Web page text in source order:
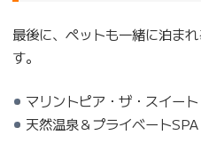
最後に、ペットも一緒に泊ま
す。
マリントピア・ザ・スイート
天然温泉＆プライベート